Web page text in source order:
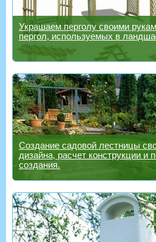
Украшаем перголу своими
пергол, используемых в
Создание садовой лестницы
дизайна, расчет конструкции и
создания.